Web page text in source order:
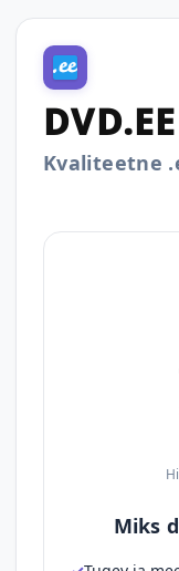
DVD.EE
Kvaliteetne
Miks